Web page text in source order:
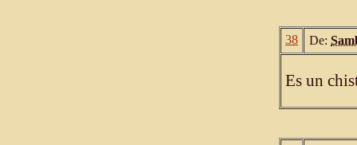
38 De:
Es un